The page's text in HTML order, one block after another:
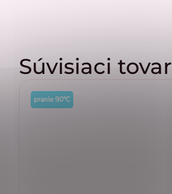
Súvisiaci tovar
pranie 90°C